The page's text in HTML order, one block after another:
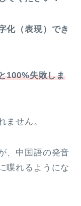
化（表現）でき
100%失敗しま
ません。
、中国語の発音
喋れるようにな